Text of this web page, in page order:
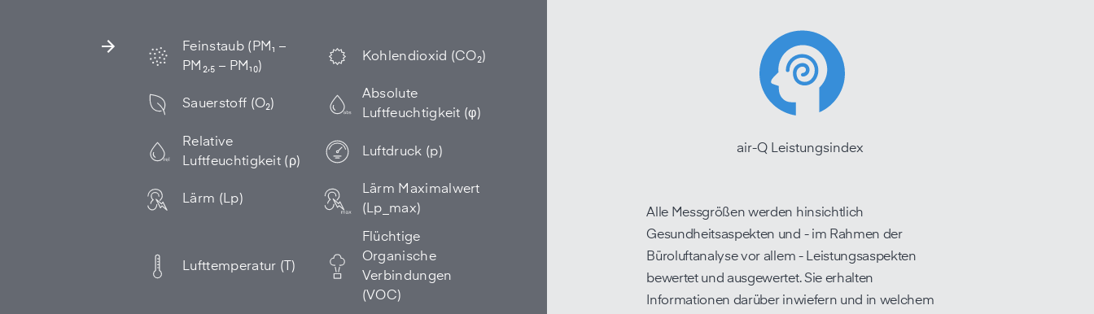
Feinstaub (PM₁ –
PM₂,₅ – PM₁₀)
Kohlendioxid (CO₂)
Sauerstoff (O₂)
Absolute
Luftfeuchtigkeit (φ)
Relative
Luftfeuchtigkeit (ρ)
Luftdruck (p)
Lärm (Lp)
Lärm Maximalwert
(Lp_max)
Lufttemperatur (T)
Flüchtige
Organische
Verbindungen
(VOC)
air-Q Leistungsindex
Alle Messgrößen werden hinsichtlich
Gesundheitsaspekten und - im Rahmen der
Büroluft­analyse vor allem - Leistungs­aspekten
bewertet und ausgewertet. Sie erhalten
Informationen darüber inwiefern und in welchem